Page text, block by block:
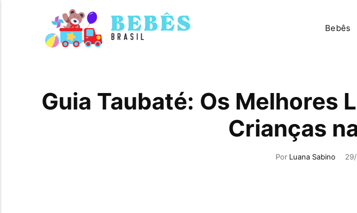
Bebês
Guia Taubaté: Os Melhores
Crianças
Por Luana Sabino